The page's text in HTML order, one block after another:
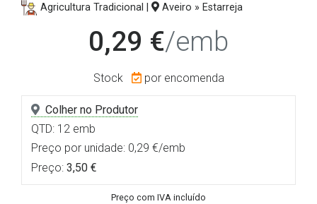
Agricultura Tradicional | Aveiro » Estarreja
0,29 €/emb
Stock por encomenda
Colher no Produtor
QTD: 12 emb
Preço por unidade: 0,29 €/emb
Preço: 3,50 €
Preço com IVA incluído